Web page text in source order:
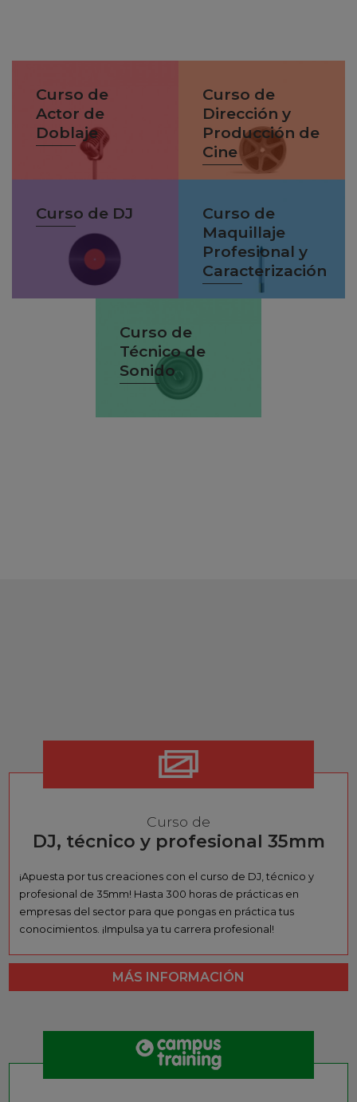
Curso de
Actor de
Doblaje
Curso de
Dirección y
Producción de
Cine
Curso de DJ
Curso de
Maquillaje
Profesional y
Caracterización
Curso de
Técnico de
Sonido
Curso de
DJ, técnico y profesional 35mm
¡Apuesta por tus creaciones con el curso de DJ, técnico y
profesional de 35mm! Hasta 300 horas de prácticas en
empresas del sector para que pongas en práctica tus
conocimientos. ¡Impulsa ya tu carrera profesional!
MÁS INFORMACIÓN